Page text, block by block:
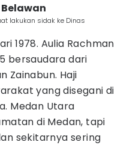
lakukan sidak ke Dinas
1978. Aulia Rachman
bersaudara dari
Zainabun. Haji
yang disegani di
Medan Utara
di Medan, tapi
sekitarnya sering